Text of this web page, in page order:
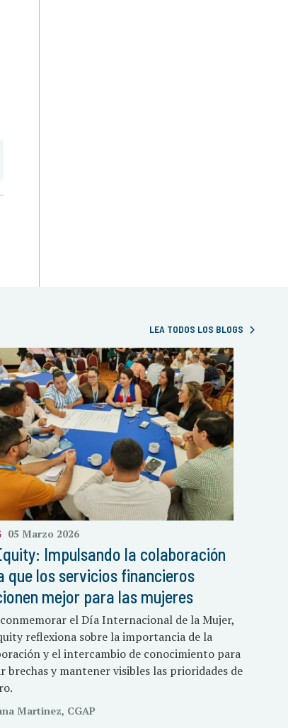
LEA TODOS LOS BLOGS
05 Marzo 2026
Impulsando la colaboración
que los servicios financieros
mejor para las mujeres
el Día Internacional de la Mujer,
reflexiona sobre la importancia de la
y el intercambio de conocimiento para
brechas y mantener visibles las prioridades de
Martinez, CGAP